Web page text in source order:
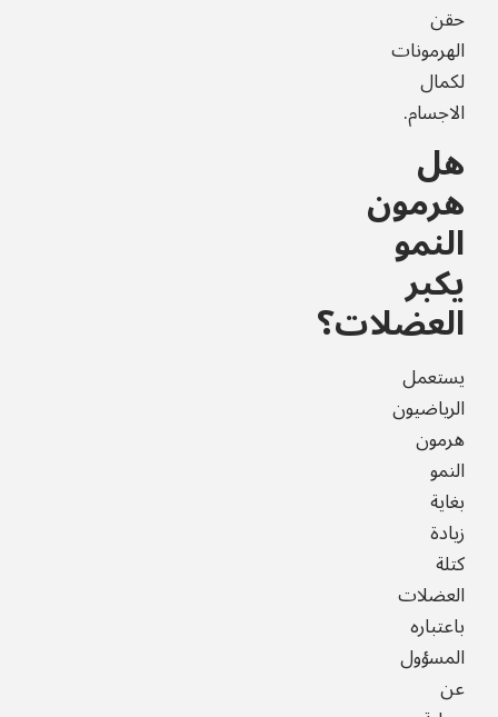
حقن
الهرمونات
لكمال
الاجسام.
هل
هرمون
النمو
يكبر
العضلات؟
يستعمل
الرياضيون
هرمون
النمو
بغاية
زيادة
كتلة
العضلات
باعتباره
المسؤول
عن